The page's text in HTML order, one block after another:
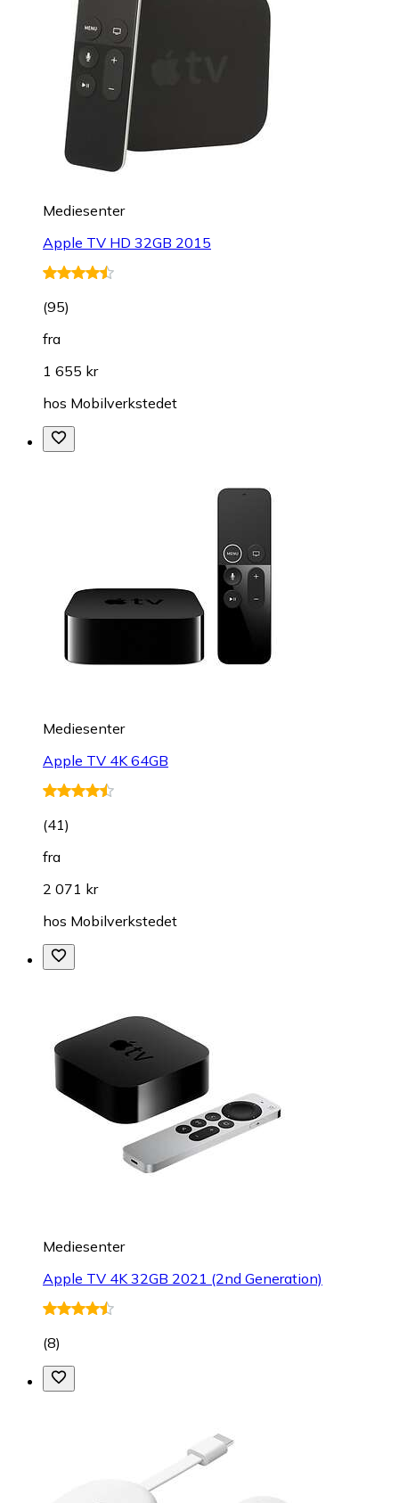
Mediesenter
Apple TV HD 32GB 2015
(95)
fra
1 655 kr
hos Mobilverkstedet
Mediesenter
Apple TV 4K 64GB
(41)
fra
2 071 kr
hos Mobilverkstedet
Mediesenter
Apple TV 4K 32GB 2021 (2nd Generation)
(8)